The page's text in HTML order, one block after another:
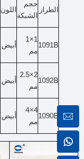
الطراز
حجم
الشبكة
اللون
1091B
1×1
مم
أبيض
1092B
2×2.5
مم
أبيض
1090B
4×4
مم
أبيض